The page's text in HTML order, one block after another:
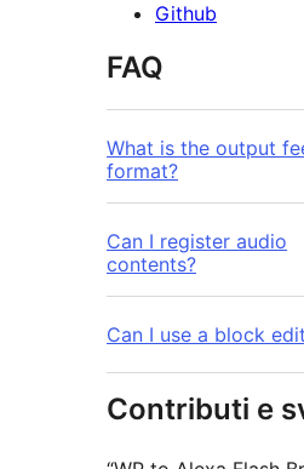
Github
FAQ
What is the output
format?
Can I register audio
contents?
Can I use a block
Contributi e